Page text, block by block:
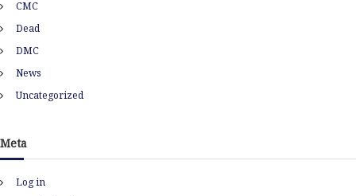
e
s
CMC
Dead
DMC
News
Uncategorized
Meta
Log in